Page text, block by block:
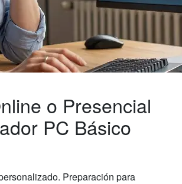
o Presencial
PC Básico
Preparación para